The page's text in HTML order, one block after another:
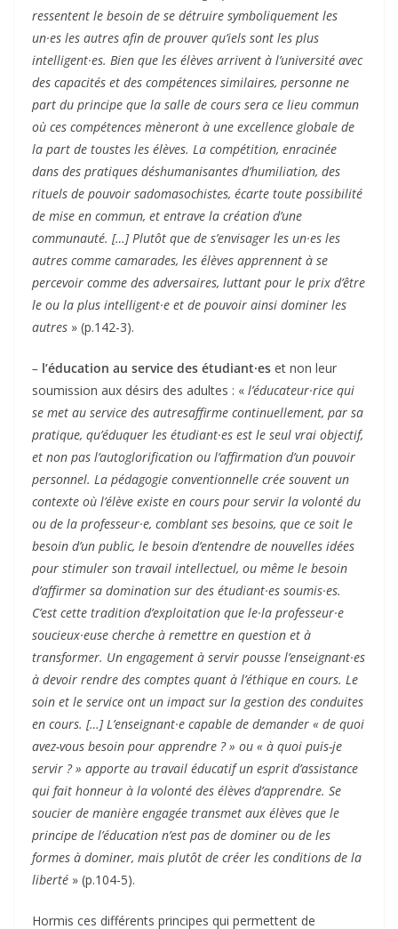
ressentent le besoin de se détruire symboliquement les
un·es les autres afin de prouver qu’iels sont les plus
intelligent·es. Bien que les élèves arrivent à l’université avec
des capacités et des compétences similaires, personne ne
part du principe que la salle de cours sera ce lieu commun
où ces compétences mèneront à une excellence globale de
la part de toustes les élèves. La compétition, enracinée
dans des pratiques déshumanisantes d’humiliation, des
rituels de pouvoir sadomasochistes, écarte toute possibilité
de mise en commun, et entrave la création d’une
communauté. […] Plutôt que de s’envisager les un·es les
autres comme camarades, les élèves apprennent à se
percevoir comme des adversaires, luttant pour le prix d’être
le ou la plus intelligent·e et de pouvoir ainsi dominer les
autres » (p.142-3).
– l’éducation au service des étudiant·es et non leur
soumission aux désirs des adultes : « l’éducateur·rice qui
se met au service des autresaffirme continuellement, par sa
pratique, qu’éduquer les étudiant·es est le seul vrai objectif,
et non pas l’autoglorification ou l’affirmation d’un pouvoir
personnel. La pédagogie conventionnelle crée souvent un
contexte où l’élève existe en cours pour servir la volonté du
ou de la professeur·e, comblant ses besoins, que ce soit le
besoin d’un public, le besoin d’entendre de nouvelles idées
pour stimuler son travail intellectuel, ou même le besoin
d’affirmer sa domination sur des étudiant·es soumis·es.
C’est cette tradition d’exploitation que le·la professeur·e
soucieux·euse cherche à remettre en question et à
transformer. Un engagement à servir pousse l’enseignant·es
à devoir rendre des comptes quant à l’éthique en cours. Le
soin et le service ont un impact sur la gestion des conduites
en cours. […] L’enseignant·e capable de demander « de quoi
avez-vous besoin pour apprendre ? » ou « à quoi puis-je
servir ? » apporte au travail éducatif un esprit d’assistance
qui fait honneur à la volonté des élèves d’apprendre. Se
soucier de manière engagée transmet aux élèves que le
principe de l’éducation n’est pas de dominer ou de les
formes à dominer, mais plutôt de créer les conditions de la
liberté » (p.104-5).
Hormis ces différents principes qui permettent de